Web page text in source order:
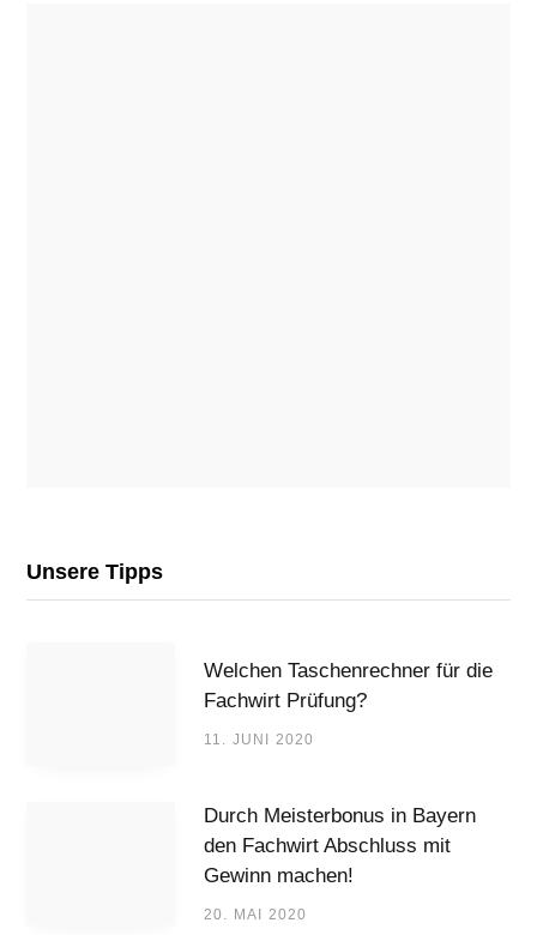
Unsere Tipps
Welchen Taschenrechner für die
Fachwirt Prüfung?
11. JUNI 2020
Durch Meisterbonus in Bayern
den Fachwirt Abschluss mit
Gewinn machen!
20. MAI 2020